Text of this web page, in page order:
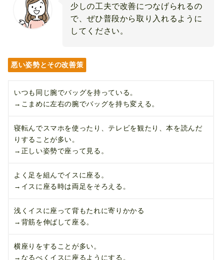
少しの工夫で改善につなげられるの
で、ぜひ普段から取り入れるように
してください。
悪い姿勢とその改善策
いつも同じ腕でバッグを持っている。
→こまめに左右の腕でバッグを持ち変える。
寝転んでスマホを使ったり、テレビを観たり、本を読んだ
りすることが多い。
→正しい姿勢で座って見る。
よく足を組んでイスに座る。
→イスに座る時は両足をそろえる。
浅くイスに座って背もたれに寄りかかる
→背筋を伸ばして座る。
横座りをすることが多い。
→なるべくイスに座るようにする。